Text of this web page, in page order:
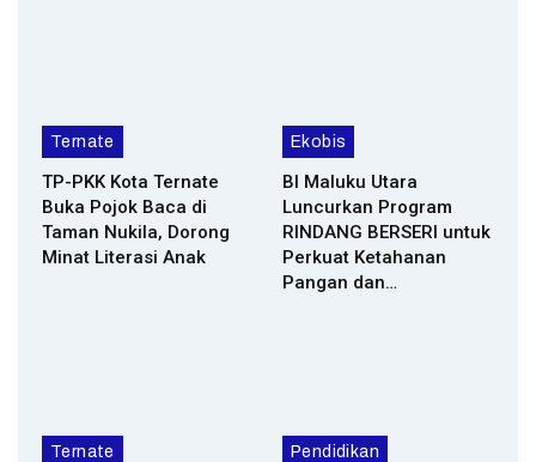
Ternate
TP-PKK Kota Ternate
Buka Pojok Baca di
Taman Nukila, Dorong
Minat Literasi Anak
Ekobis
BI Maluku Utara
Luncurkan Program
RINDANG BERSERI untuk
Perkuat Ketahanan
Pangan dan…
Ternate Pendidikan